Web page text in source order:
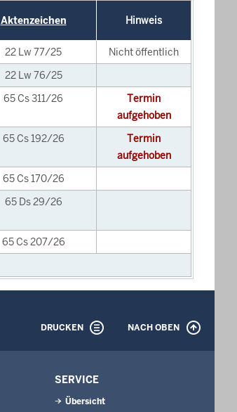
Aktenzeichen Hinweis
22 Lw 77/25
Nicht öffentlich
22 Lw 76/25
65 Cs 311/26
Termin
aufgehoben
65 Cs 192/26
Termin
aufgehoben
65 Cs 170/26
65 Ds 29/26
65 Cs 207/26
DRUCKEN NACH OBEN
SERVICE
Übersicht